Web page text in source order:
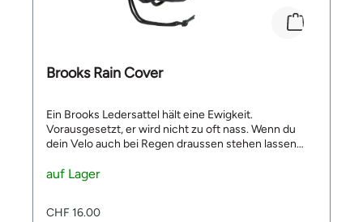
Brooks Rain Cover
Ein Brooks Ledersattel hält eine Ewigkeit.
Vorausgesetzt, er wird nicht zu oft nass. Wenn du
dein Velo auch bei Regen draussen stehen lassen
Cover perfekt vor Nässe schützen. Grösse S/M/L:
auf Lager
CHF 16.00